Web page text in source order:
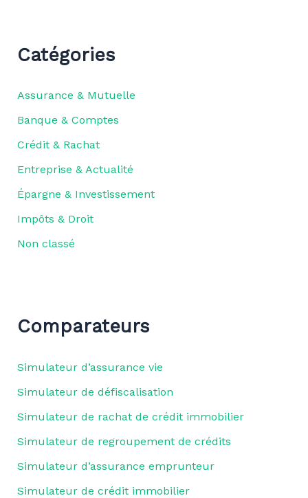
Catégories
Assurance & Mutuelle
Banque & Comptes
Crédit & Rachat
Entreprise & Actualité
Épargne & Investissement
Impôts & Droit
Non classé
Comparateurs
Simulateur d’assurance vie
Simulateur de défiscalisation
Simulateur de rachat de crédit immobilier
Simulateur de regroupement de crédits
Simulateur d’assurance emprunteur
Simulateur de crédit immobilier